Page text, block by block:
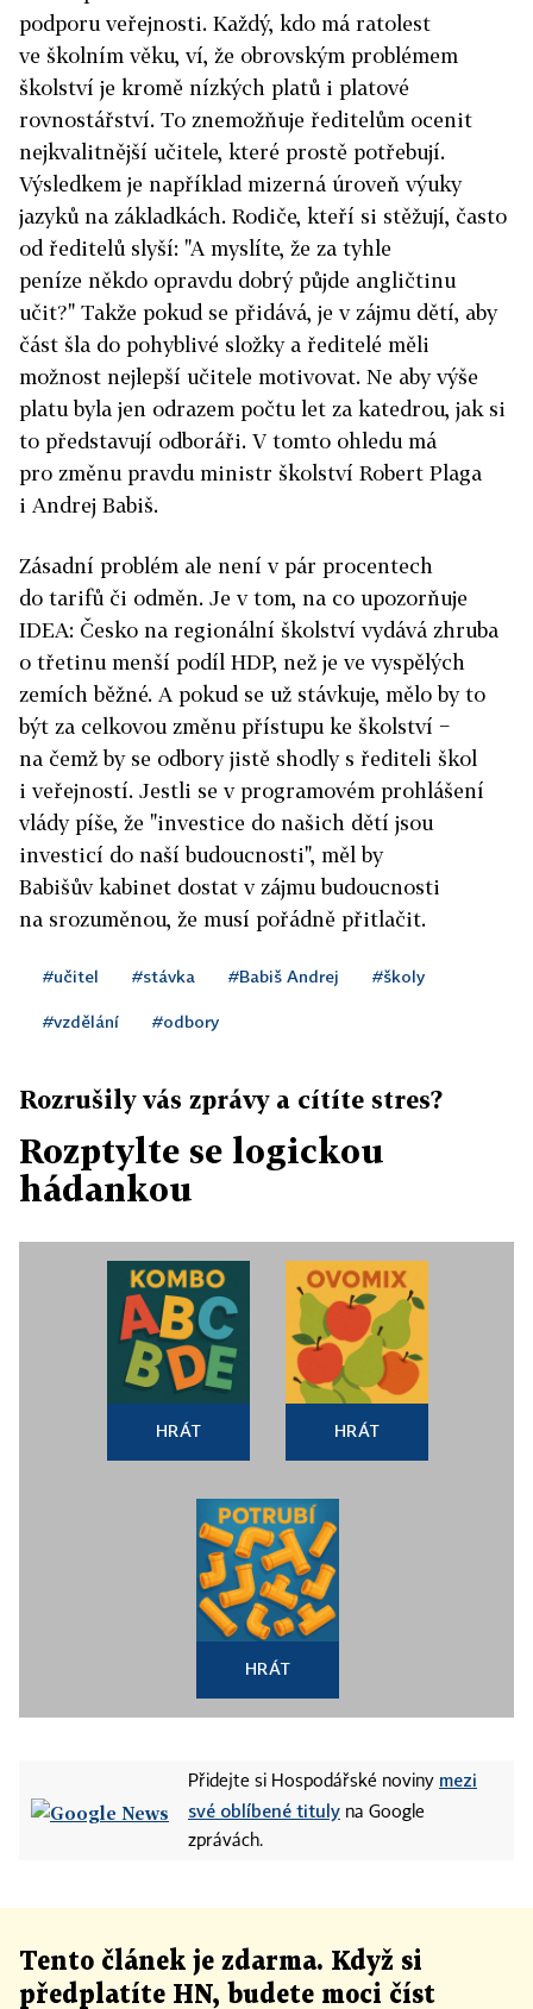
podporu veřejnosti. Každý, kdo má ratolest
ve školním věku, ví, že obrovským problémem
školství je kromě nízkých platů i platové
rovnostářství. To znemožňuje ředitelům ocenit
nejkvalitnější učitele, které prostě potřebují.
Výsledkem je například mizerná úroveň výuky
jazyků na základkách. Rodiče, kteří si stěžují, často
od ředitelů slyší: "A myslíte, že za tyhle
peníze někdo opravdu dobrý půjde angličtinu
učit?" Takže pokud se přidává, je v zájmu dětí, aby
část šla do pohyblivé složky a ředitelé měli
možnost nejlepší učitele motivovat. Ne aby výše
platu byla jen odrazem počtu let za katedrou, jak si
to představují odboráři. V tomto ohledu má
pro změnu pravdu ministr školství Robert Plaga
i Andrej Babiš.
Zásadní problém ale není v pár procentech
do tarifů či odměn. Je v tom, na co upozorňuje
IDEA: Česko na regionální školství vydává zhruba
o třetinu menší podíl HDP, než je ve vyspělých
zemích běžné. A pokud se už stávkuje, mělo by to
být za celkovou změnu přístupu ke školství −
na čemž by se odbory jistě shodly s řediteli škol
i veřejností. Jestli se v programovém prohlášení
vlády píše, že "investice do našich dětí jsou
investicí do naší budoucnosti", měl by
Babišův kabinet dostat v zájmu budoucnosti
na srozuměnou, že musí pořádně přitlačit.
#učitel #stávka #Babiš Andrej #školy
#vzdělání #odbory
Rozrušily vás zprávy a cítíte stres?
Rozptylte se logickou
hádankou
HRÁT HRÁT
HRÁT
Přidejte si Hospodářské noviny mezi
své oblíbené tituly na Google
zprávách.
Tento článek je zdarma. Když si
předplatíte HN, budete moci číst